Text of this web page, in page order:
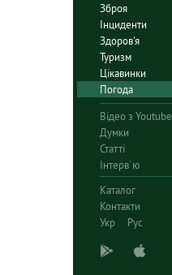
Зброя
Інциденти
Здоров'я
Туризм
Цікавинки
Погода
Відео з Youtube
Думки
Статті
Інтерв`ю
Каталог
Контакти
Укр
Рус